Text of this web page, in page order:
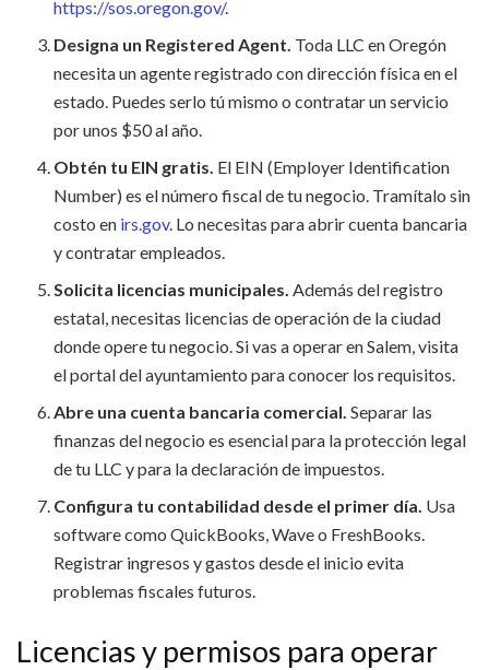
https://sos.oregon.gov/.
Designa un Registered Agent. Toda LLC en Oregón
necesita un agente registrado con dirección física en el
estado. Puedes serlo tú mismo o contratar un servicio
por unos $50 al año.
Obtén tu EIN gratis. El EIN (Employer Identification
Number) es el número fiscal de tu negocio. Tramítalo sin
costo en irs.gov. Lo necesitas para abrir cuenta bancaria
y contratar empleados.
Solicita licencias municipales. Además del registro
estatal, necesitas licencias de operación de la ciudad
donde opere tu negocio. Si vas a operar en Salem, visita
el portal del ayuntamiento para conocer los requisitos.
Abre una cuenta bancaria comercial. Separar las
finanzas del negocio es esencial para la protección legal
de tu LLC y para la declaración de impuestos.
Configura tu contabilidad desde el primer día. Usa
software como QuickBooks, Wave o FreshBooks.
Registrar ingresos y gastos desde el inicio evita
problemas fiscales futuros.
Licencias y permisos para operar